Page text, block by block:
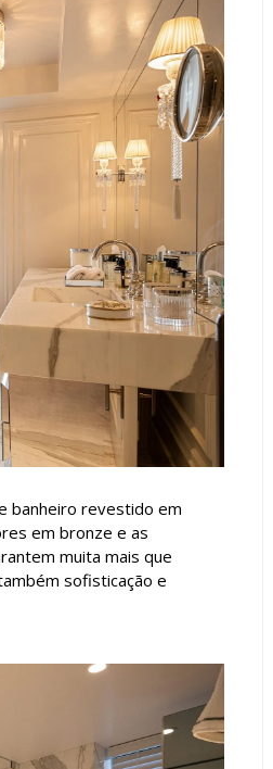
banheiro revestido em
em bronze e as
muita mais que
sofisticação e